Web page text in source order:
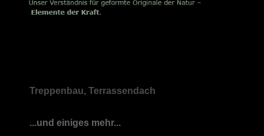
Treppenbau, Terrassendach
...und einiges mehr...